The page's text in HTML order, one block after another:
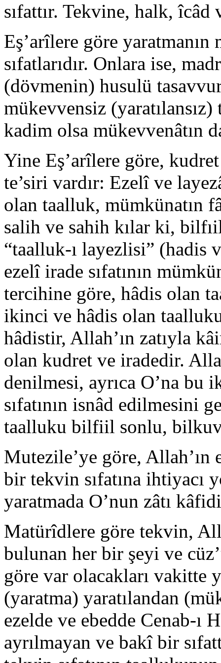
sıfattır. Tekvine, halk, îcâd
Eş’arîlere göre
sıfatlarıdır. Onlara ise,
(dövmenin) husulü
mükevvensiz
kadim olsa mükevvenâtın
Yine Eş’arîlere göre,
te’siri vardır: Ezelî ve
olan taalluk, mümkünatın
salih ve sahih kılar ki,
“taalluk-ı layezlisi” (hadis
ezelî irade sıfatının
tercihine göre, hâdis olan
ikinci ve hâdis olan
hâdistir, Allah’ın zatıyla
olan kudret ve iradedir.
denilmesi, ayrıca O’na bu
sıfatının isnâd edilmesini
taalluku bilfiil sonlu,
Mutezile’ye göre, Allah’ın
bir tekvin sıfatına ihtiyacı
yaratmada O’nun zâtı
Matürîdlere göre tekvin,
bulunan her bir şeyi ve
göre var olacakları vakitte
(yaratma) yaratılandan
ezelde ve ebedde Cenab-ı
ayrılmayan ve bakî bir